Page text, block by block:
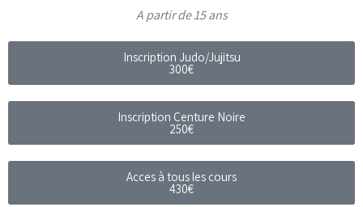
A partir de 15 ans
Inscription Judo/Jujitsu
300€
Inscription Centure Noire
250€
Acces à tous les cours
430€